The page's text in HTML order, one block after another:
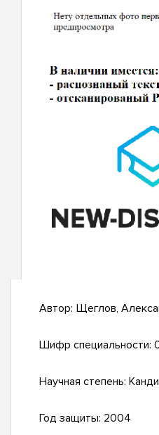
Автор: Щеглов,
Шифр специальности:
Научная степень:
Год защиты: 2004